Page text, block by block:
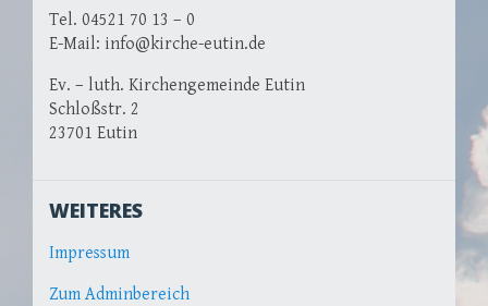
Tel. 04521 70 13 – 0
E-Mail: info@kirche-eutin.de
Ev. – luth. Kirchengemeinde Eutin
Schloßstr. 2
23701 Eutin
WEITERES
Impressum
Zum Adminbereich